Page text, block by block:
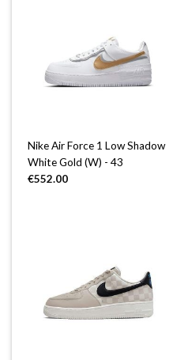
Nike Air Force 1 Low Shadow
White Gold (W) - 43
€552.00